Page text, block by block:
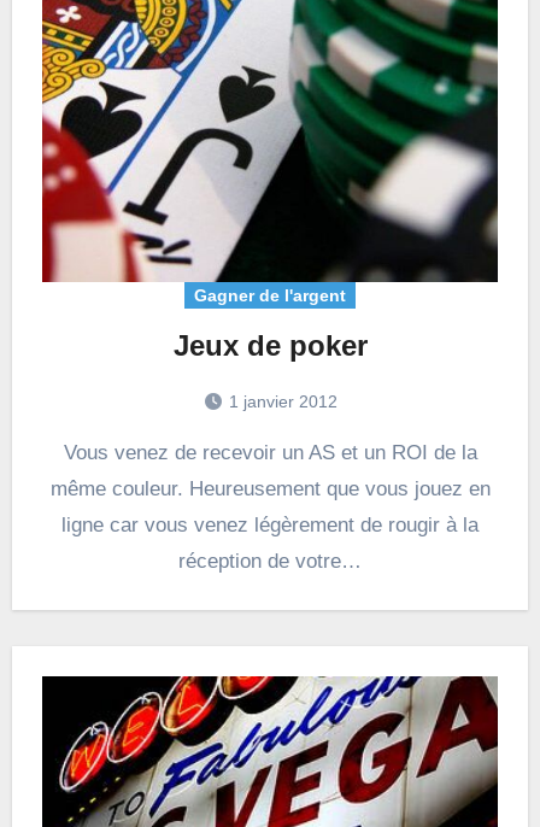
Gagner de l'argent
Jeux de poker
1 janvier 2012
Vous venez de recevoir un AS et un ROI de la
même couleur. Heureusement que vous jouez en
ligne car vous venez légèrement de rougir à la
réception de votre…